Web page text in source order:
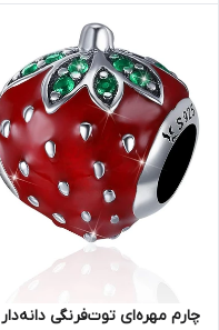
چارم مهره‌ای توت‌فرنگی دانه‌دار